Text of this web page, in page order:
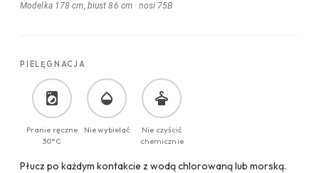
Modelka 178 cm, biust 86 cm ·nosi 75B
PIELĘGNACJA
Pranie ręczne
30°C
Nie wybielać
Nie czyścić
chemicznie
Płucz po każdym kontakcie z wodą chlorowaną lub morską.